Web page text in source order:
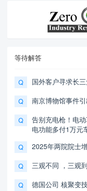
等待解答
Q 国外客户寻求长
Q 南京博物馆事件
Q
告别充电枪！电
电功能多付1万元
Q 2025年两院院士
Q 三观不同 ，三观
Q
德国公司 核聚变